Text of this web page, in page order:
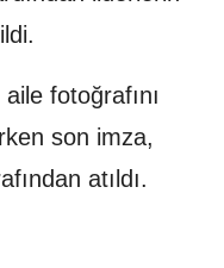
fotoğrafını
son imza,
atıldı.